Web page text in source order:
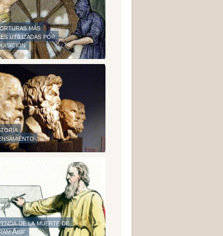
más
utilizadas por
oria
da de la muerte de
Abif